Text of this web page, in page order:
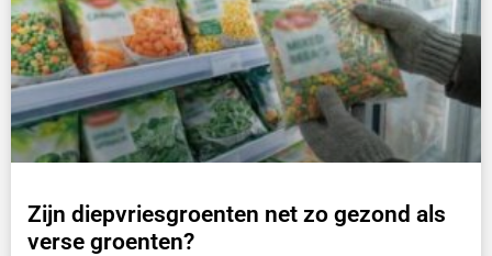
Zijn diepvriesgroenten net zo gezond als
verse groenten?